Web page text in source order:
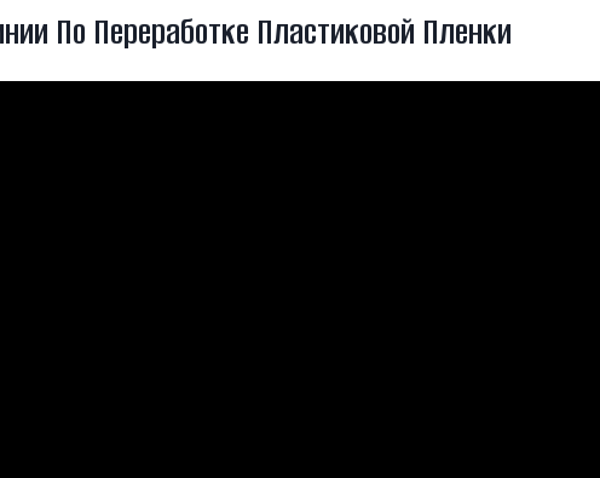
По Переработке Пластиковой Пленки